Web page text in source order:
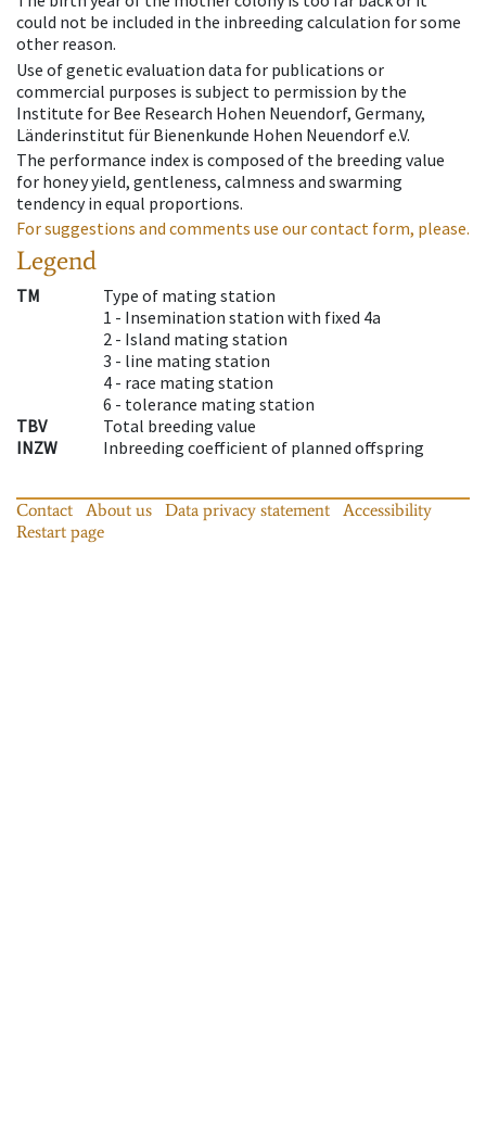
could not be included in the inbreeding calculation for some
other reason.
Use of genetic evaluation data for publications or
commercial purposes is subject to permission by the
Institute for Bee Research Hohen Neuendorf, Germany,
Länderinstitut für Bienenkunde Hohen Neuendorf e.V.
The performance index is composed of the breeding value
for honey yield, gentleness, calmness and swarming
tendency in equal proportions.
For suggestions and comments use our contact form, please.
Legend
TM
Type of mating station
1 - Insemination station with fixed 4a
2 - Island mating station
3 - line mating station
4 - race mating station
6 - tolerance mating station
TBV
Total breeding value
INZW
Inbreeding coefficient of planned offspring
Contact About us Data privacy statement
Accessibility
Restart page